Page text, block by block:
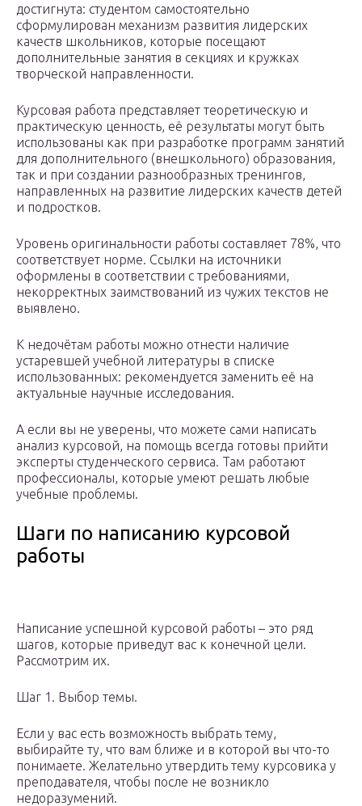
достигнута: студентом самостоятельно
сформулирован механизм развития лидерских
качеств школьников, которые посещают
дополнительные занятия в секциях и кружках
творческой направленности.
Курсовая работа представляет теоретическую и
практическую ценность, её результаты могут быть
использованы как при разработке программ занятий
для дополнительного (внешкольного) образования,
так и при создании разнообразных тренингов,
направленных на развитие лидерских качеств детей
и подростков.
Уровень оригинальности работы составляет 78%, что
соответствует норме. Ссылки на источники
оформлены в соответствии с требованиями,
некорректных заимствований из чужих текстов не
выявлено.
К недочётам работы можно отнести наличие
устаревшей учебной литературы в списке
использованных: рекомендуется заменить её на
актуальные научные исследования.
А если вы не уверены, что можете сами написать
анализ курсовой, на помощь всегда готовы прийти
эксперты студенческого сервиса. Там работают
профессионалы, которые умеют решать любые
учебные проблемы.
Шаги по написанию курсовой
работы
Написание успешной курсовой работы – это ряд
шагов, которые приведут вас к конечной цели.
Рассмотрим их.
Шаг 1. Выбор темы.
Если у вас есть возможность выбрать тему,
выбирайте ту, что вам ближе и в которой вы что-то
понимаете. Желательно утвердить тему курсовика у
преподавателя, чтобы после не возникло
недоразумений.